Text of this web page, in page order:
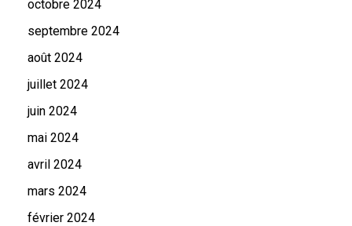
octobre 2024
septembre 2024
août 2024
juillet 2024
juin 2024
mai 2024
avril 2024
mars 2024
février 2024